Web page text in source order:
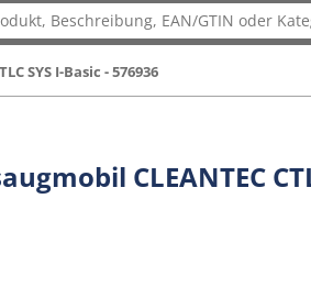
SYS I-Basic - 576936
CLEANTEC